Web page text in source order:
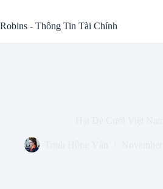
content
Robins - Thông Tin Tài Chính